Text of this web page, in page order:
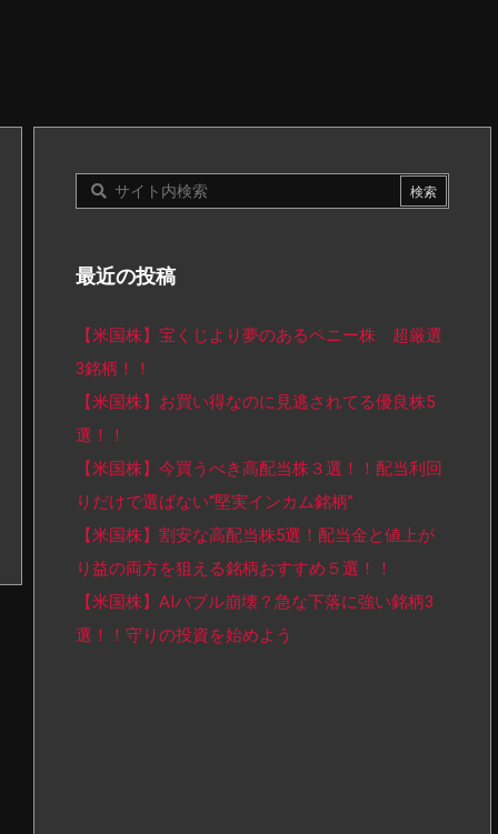
最近の投稿
【米国株】宝くじより夢のあるペニー株 超厳選
3銘柄！！
【米国株】お買い得なのに見逃されてる優良株5
選！！
【米国株】今買うべき高配当株３選！！配当利回
りだけで選ばない“堅実インカム銘柄”
【米国株】割安な高配当株5選！配当金と値上が
り益の両方を狙える銘柄おすすめ５選！！
【米国株】AIバブル崩壊？急な下落に強い銘柄3
選！！守りの投資を始めよう